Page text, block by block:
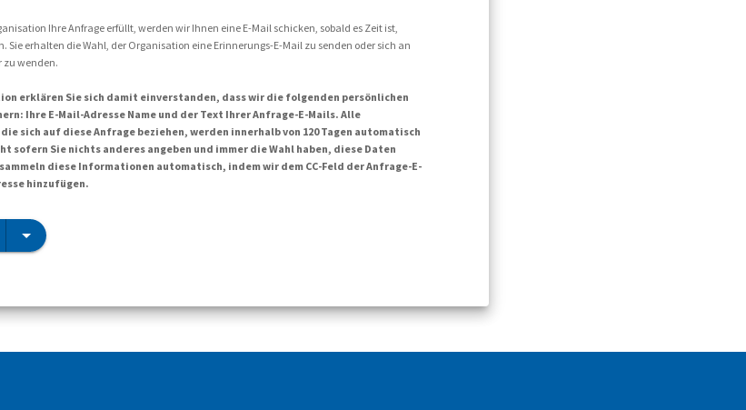
Ihre Anfrage erfüllt, werden wir Ihnen eine E-Mail schicken, sobald es Zeit ist,
Sie erhalten die Wahl, der Organisation eine Erinnerungs-E-Mail zu senden oder sich an
wenden.
erklären Sie sich damit einverstanden, dass wir die folgenden persönlichen
Ihre E-Mail-Adresse Name und der Text Ihrer Anfrage-E-Mails. Alle
sich auf diese Anfrage beziehen, werden innerhalb von 120 Tagen automatisch
sofern Sie nichts anderes angeben und immer die Wahl haben, diese Daten
diese Informationen automatisch, indem wir dem CC-Feld der Anfrage-E-
hinzufügen.